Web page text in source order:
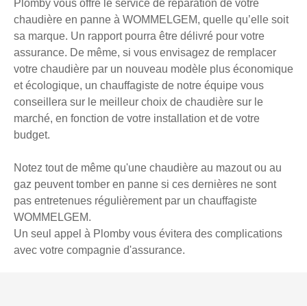
Plomby vous offre le service de réparation de votre
chaudière en panne à WOMMELGEM, quelle qu’elle soit
sa marque. Un rapport pourra être délivré pour votre
assurance. De même, si vous envisagez de remplacer
votre chaudière par un nouveau modèle plus économique
et écologique, un chauffagiste de notre équipe vous
conseillera sur le meilleur choix de chaudière sur le
marché, en fonction de votre installation et de votre
budget.
Notez tout de même qu'une chaudière au mazout ou au
gaz peuvent tomber en panne si ces dernières ne sont
pas entretenues régulièrement par un chauffagiste
WOMMELGEM.
Un seul appel à Plomby vous évitera des complications
avec votre compagnie d'assurance.